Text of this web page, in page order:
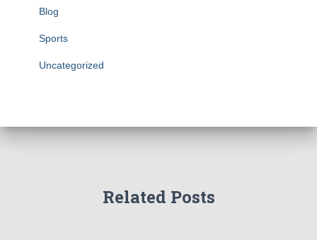
Blog
Sports
Uncategorized
Related Posts